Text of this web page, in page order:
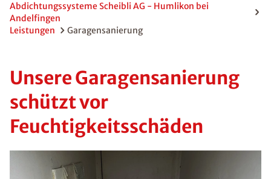
Abdichtungssysteme Scheibli AG - Humlikon bei
Andelfingen
Leistungen
Garagensanierung
Unsere Garagensanierung
schützt vor
Feuchtigkeitsschäden